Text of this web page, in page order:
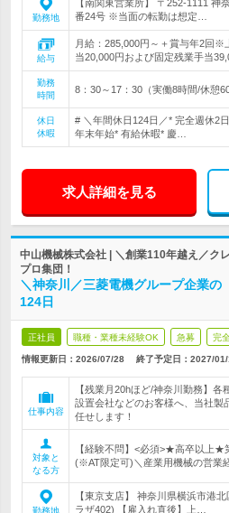
勤務地
【南関東営業所】 〒252-1111 神
番24号 ※当面の転勤は想定…
給与
月給：285,000円～＋賞与年2回※
当20,000円および固定残業手当
勤務
時間
8：30～17：30（実働8時間/休憩
休日
休暇
# ＼年間休日124日／* 完全週休2
年末年始* 有給休暇* 慶…
求人詳細を見る
中山機械株式会社 | ＼創業110年越え／ク
プロ集団！
＼神奈川／三菱電機グループ企業
124日
正社員 職種・業種未経験OK 急募 完
情報更新日：2026/07/28 終了予定日： 2027/
仕事内容
【残業月20hほど/神奈川勤務】
設置会社などのお客様へ、当社製
任せします！
対象と
なる方
【経験不問】<必須>★高卒以上★
(※AT限定可)＼産業用機械の営業
勤務地
【東京支店】 神奈川県横浜市港
ラザ402) 【雇入れ直後】上…